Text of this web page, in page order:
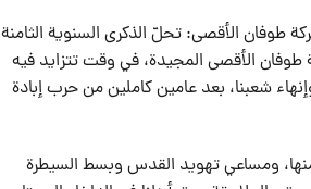
38 والذكرى السنويّة الثانية لمعركة طوفان الأقصى: تحلّ الذكرى السنوية الثامنة
طوفان الأقصى المجيدة، في وقت تتزايد فيه
شعبنا، بعد عامين كاملين من حرب إبادة
ومساعي تهويد القدس وبسط السيطرة